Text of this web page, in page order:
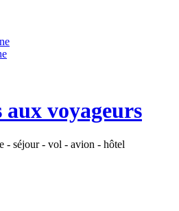
voyageurs
- séjour - vol - avion - hôtel